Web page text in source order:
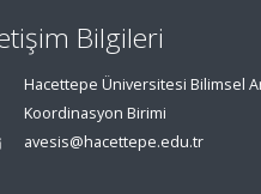
Bilgileri
Hacettepe Üniversitesi Bilimsel
Koordinasyon Birimi
avesis@hacettepe.edu.tr